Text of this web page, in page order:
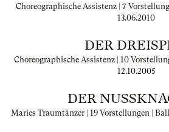
Choreographische Assistenz | 7
13.06.2010
DER
Choreographische Assistenz | 10
12.10.2005
DER
Maries Traumtänzer | 19 Vorstellungen |